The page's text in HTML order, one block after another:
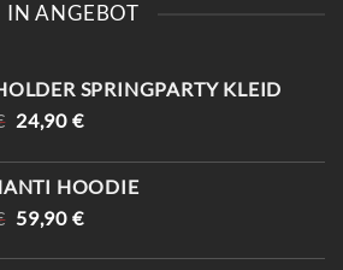
IN ANGEBOT
SPRINGPARTY KLEID
URSPRÜNGLICHER
WAR:
29,90 €
24,90 €AKTUELLER
IST:
24,90 €.
HOODIE
URSPRÜNGLICHER
59,90 €AKTUELLER